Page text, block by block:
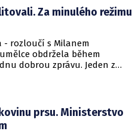
Za minulého režimu
- rozloučí s Milanem
obdržela během
dobrou zprávu. Jeden z
prsu. Ministerstvo